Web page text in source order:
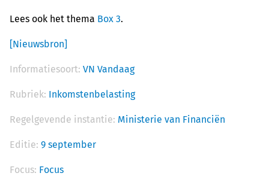
Lees ook het thema Box 3.
[Nieuwsbron]
Informatiesoort: VN Vandaag
Rubriek: Inkomstenbelasting
Regelgevende instantie: Ministerie van Financiën
Editie: 9 september
Focus: Focus